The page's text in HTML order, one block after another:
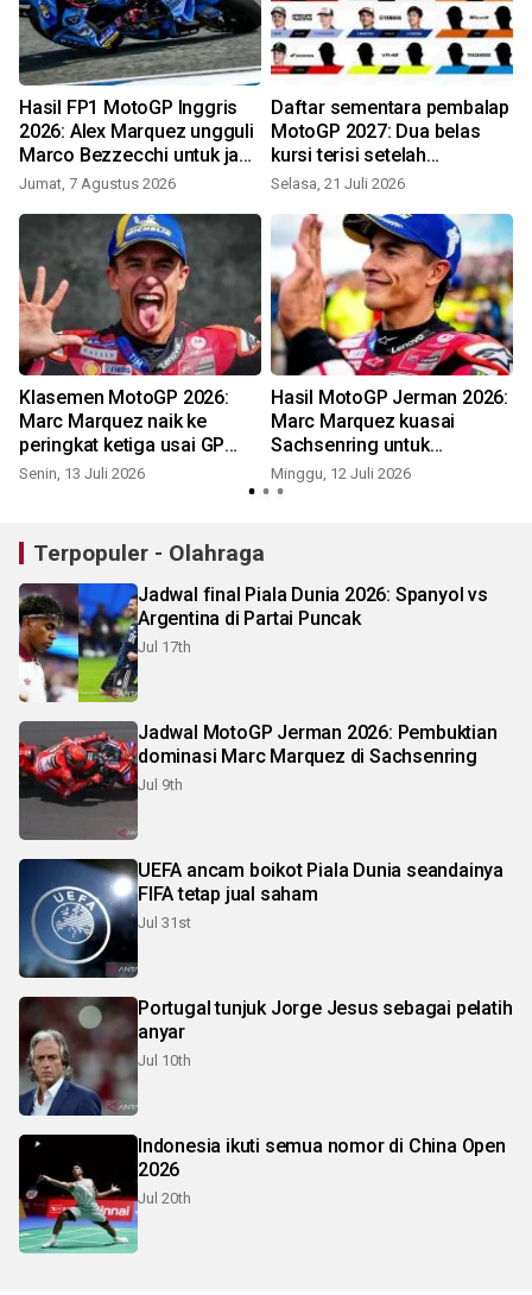
Hasil FP1 MotoGP Inggris
2026: Alex Marquez ungguli
Marco Bezzecchi untuk jadi
tercepat
Jumat, 7 Agustus 2026
Daftar sementara pembalap
MotoGP 2027: Dua belas
kursi terisi setelah
Quartararo gabung ke
Selasa, 21 Juli 2026
Klasemen MotoGP 2026:
Marc Marquez naik ke
peringkat ketiga usai GP
Jerman
Senin, 13 Juli 2026
Hasil MotoGP Jerman 2026:
Marc Marquez kuasai
Sachsenring untuk
kesepuluh kalinya
Minggu, 12 Juli 2026
Terpopuler - Olahraga
Jadwal final Piala Dunia 2026: Spanyol vs
Argentina di Partai Puncak
Jul 17th
Jadwal MotoGP Jerman 2026: Pembuktian
dominasi Marc Marquez di Sachsenring
Jul 9th
UEFA ancam boikot Piala Dunia seandainya
FIFA tetap jual saham
Jul 31st
Portugal tunjuk Jorge Jesus sebagai pelatih
anyar
Jul 10th
Indonesia ikuti semua nomor di China Open
2026
Jul 20th